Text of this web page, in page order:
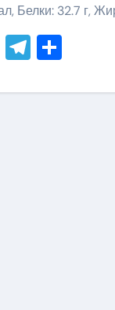
Белки: 32.7 г,
VK